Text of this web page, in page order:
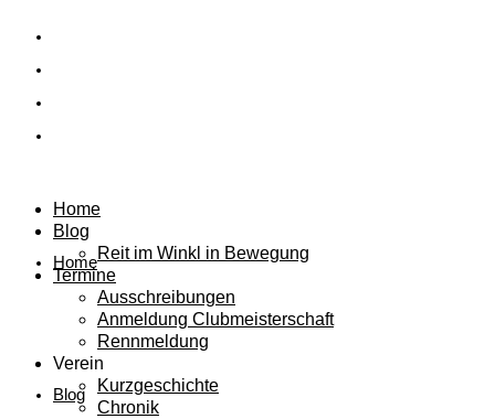
Home
Blog
Home
Blog
Reit im Winkl in Bewegung
Termine
Ausschreibungen
Anmeldung Clubmeisterschaft
Rennmeldung
Verein
Kurzgeschichte
Chronik